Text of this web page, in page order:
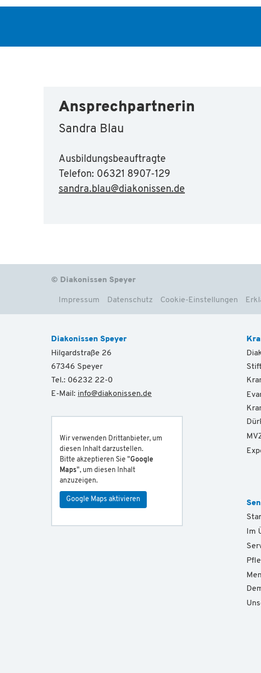
Ansprechpartnerin
Sandra Blau
Ausbildungsbeauftragte
Telefon: 06321 8907-129
sandra.blau@diakonissen.de
© Diakonissen Speyer
Impressum Datenschutz Cookie-Einstellungen
Diakonissen Speyer
Hilgardstraße 26
67346 Speyer
Tel.: 06232 22-0
E-Mail: info@diakonissen.de
Wir verwenden Drittanbieter, um
diesen Inhalt darzustellen.
Bitte akzeptieren Sie "Google
Maps", um diesen Inhalt
anzuzeigen.
Google Maps aktivieren
Im